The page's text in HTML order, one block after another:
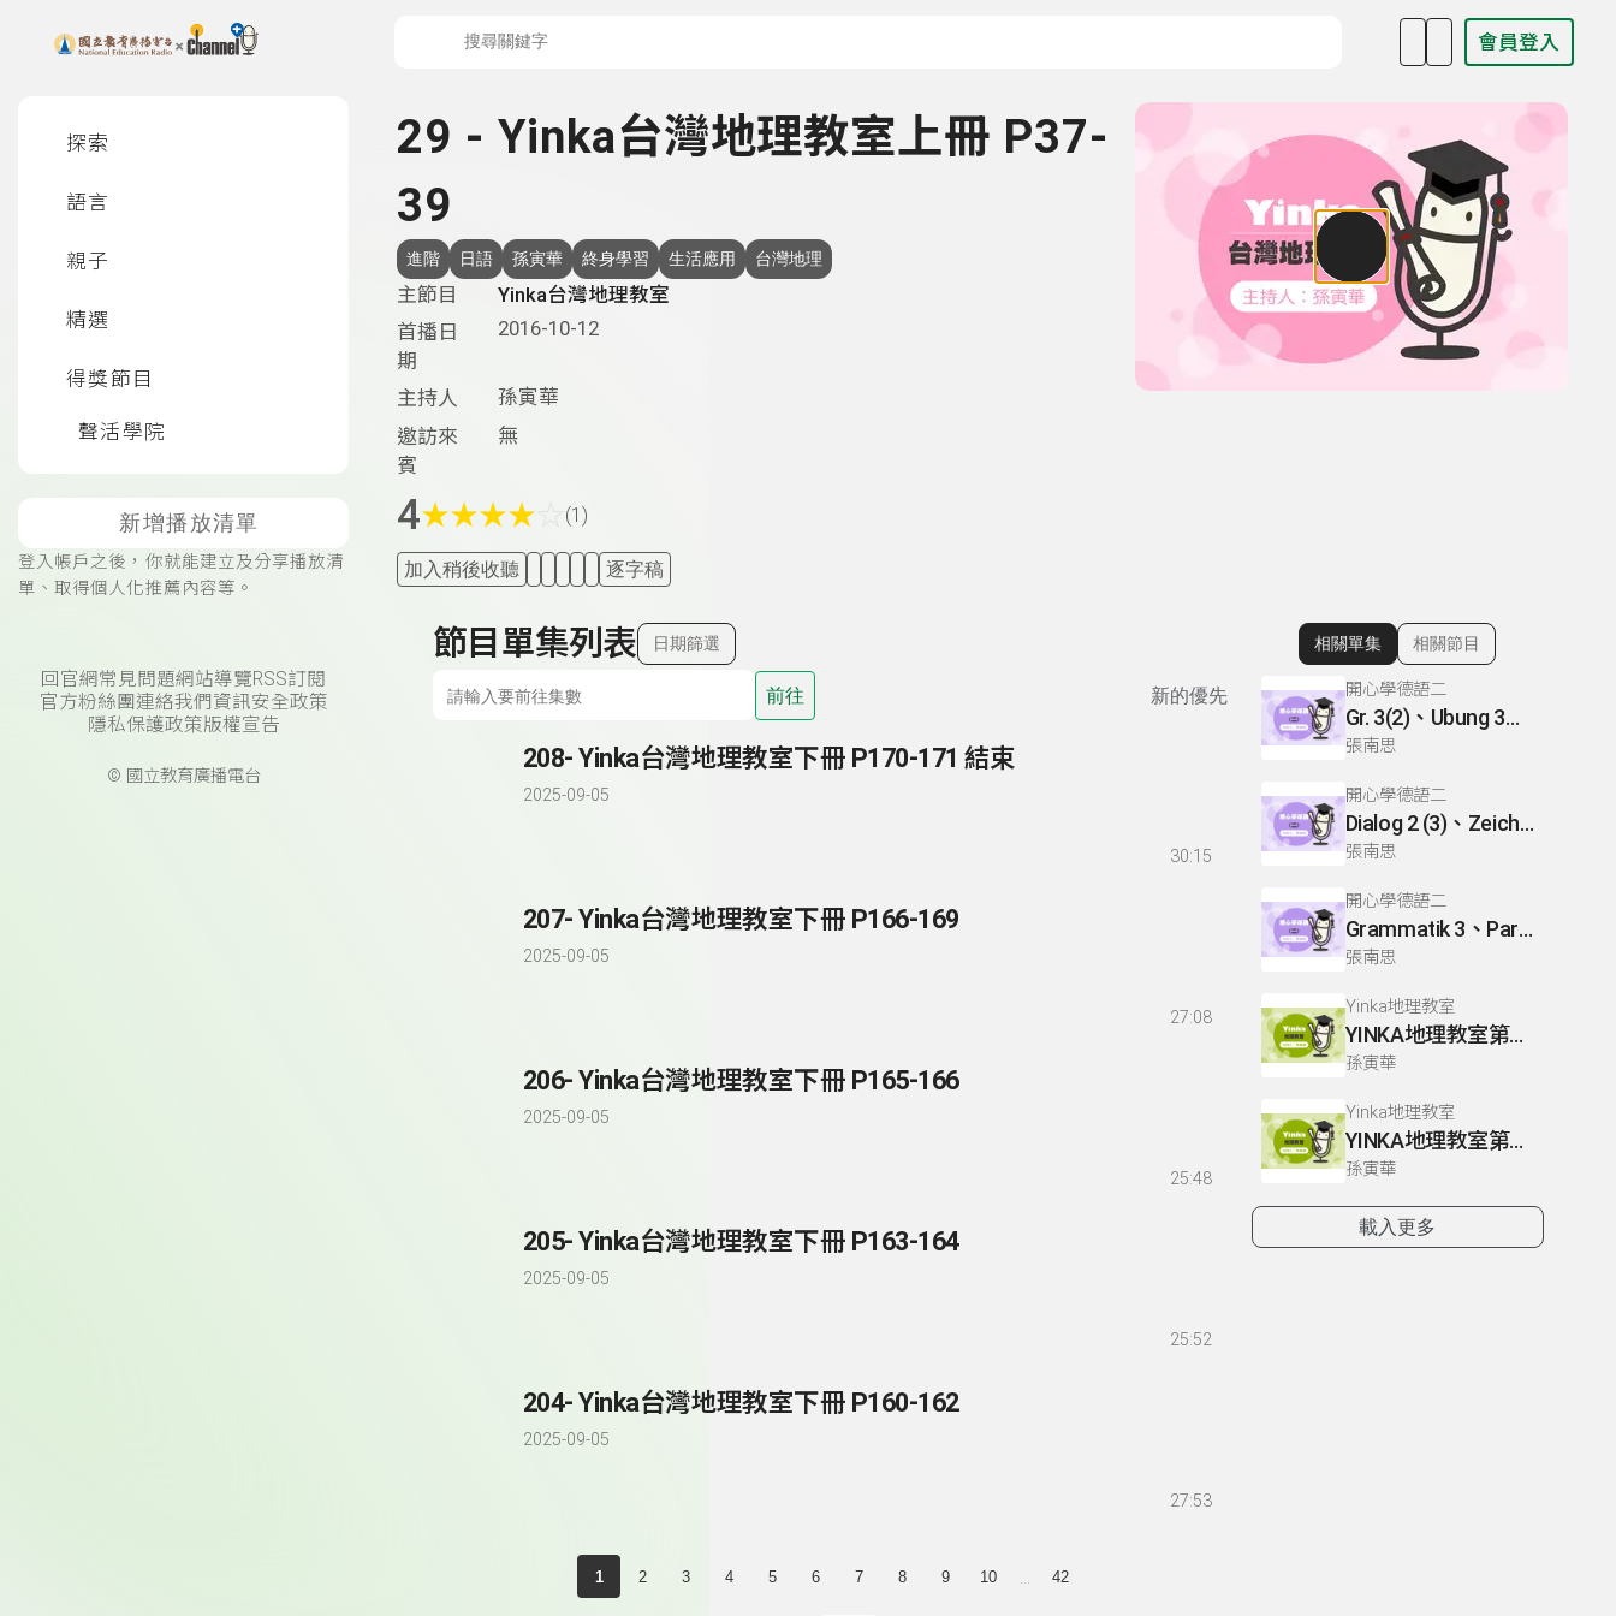
上方功能區塊 會員登入
探索
語言
親子
精選
得獎節目
聲活學院
新增播放清單
登入帳戶之後，你就能建立及分享播放清
單、取得個人化推薦內容等。
回官網常見問題網站導覽RSS訂閱
官方粉絲團連絡我們 資訊安全政策
隱私保護政策版權宣告
© 國立教育廣播電台
29 - Yinka台灣地理教室上冊 P37-
39
進階 日語 孫寅華 終身學習 生活應用 台灣地理
主節目
Yinka台灣地理教室
首播日
期
2016-10-12
主持人
孫寅華
邀訪來
賓
無
4★★★★ (1)
加入稍後收聽 逐字稿
節目單集列表 日期篩選
前往 新的優先
208- Yinka台灣地理教室下冊 P170-171 結束
2025-09-05
30:15
207- Yinka台灣地理教室下冊 P166-169
2025-09-05
27:08
206- Yinka台灣地理教室下冊 P165-166
2025-09-05
25:48
205- Yinka台灣地理教室下冊 P163-164
2025-09-05
25:52
204- Yinka台灣地理教室下冊 P160-162
2025-09-05
27:53
1 2 3 4 5 6 7 8 9 10 42
顯示相關單集
相關單集 相關節目
開心學德語二
Gr. 3(2)、Ubung 3、Gr. 2(1)
張南思
開心學德語二
Dialog 2 (3)、Zeichnen: einen Mann、Lesetext 1(1)
張南思
開心學德語二
Grammatik 3、Partnerubungen Nr. 1, 3、Dialog 2(1)
張南思
Yinka地理教室
YINKA地理教室第一冊 P22-26
孫寅華
Yinka地理教室
YINKA地理教室第一冊 P4-5
孫寅華
載入更多